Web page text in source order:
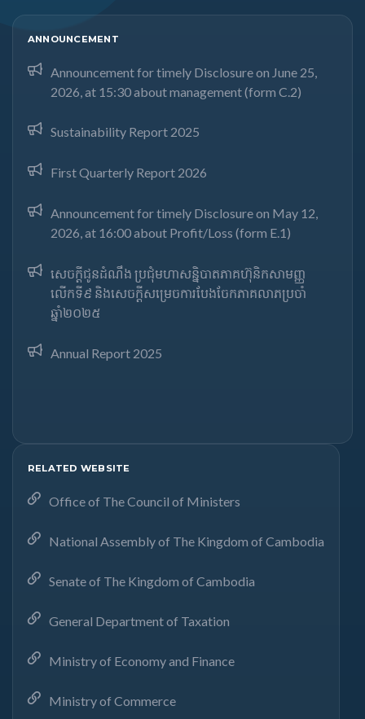
ANNOUNCEMENT
Announcement for timely Disclosure on June 25,
2026, at 15:30 about management (form C.2)
Sustainability Report 2025
First Quarterly Report 2026
Announcement for timely Disclosure on May 12,
2026, at 16:00 about Profit/Loss (form E.1)
សេចក្តីជូនដំណឹង ប្រជុំមហាសន្និបាតភាគហ៊ុនិកសាមញ្ញ
លើកទី៩ និងសេចក្តីសម្រេចការបែងចែកភាគលាភប្រចាំ
ឆ្នាំ២០២៥​
Annual Report 2025
RELATED WEBSITE
Office of The Council of Ministers
National Assembly of The Kingdom of Cambodia
Senate of The Kingdom of Cambodia
General Department of Taxation
Ministry of Economy and Finance
Ministry of Commerce